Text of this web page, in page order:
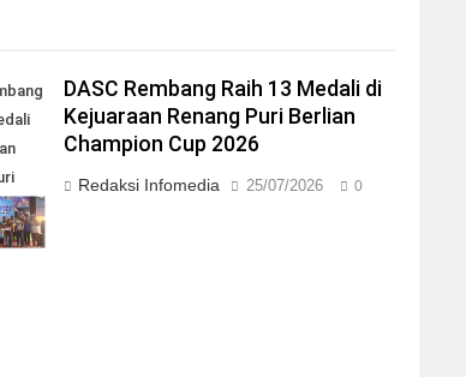
Cup
DASC Rembang Raih 13 Medali di
Kejuaraan Renang Puri Berlian
Champion Cup 2026
Redaksi Infomedia 25/07/2026 0